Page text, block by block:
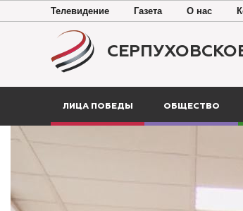
Телевидение Газета О нас
ЛИЦА ПОБЕДЫ ОБЩЕСТВО